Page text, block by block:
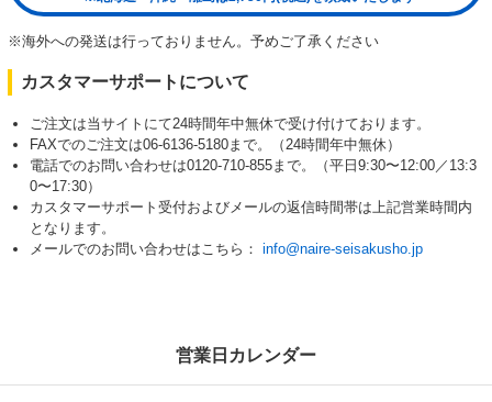
※海外への発送は行っておりません。予めご了承ください
カスタマーサポートについて
ご注文は当サイトにて24時間年中無休で受け付けております。
FAXでのご注文は06-6136-5180まで。（24時間年中無休）
電話でのお問い合わせは0120-710-855まで。（平日9:30〜12:00／13:3
0〜17:30）
カスタマーサポート受付およびメールの返信時間帯は上記営業時間内
となります。
メールでのお問い合わせはこちら： info@naire-seisakusho.jp
営業日カレンダー